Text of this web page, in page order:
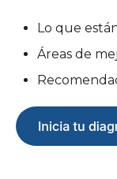
Lo que
Áreas de